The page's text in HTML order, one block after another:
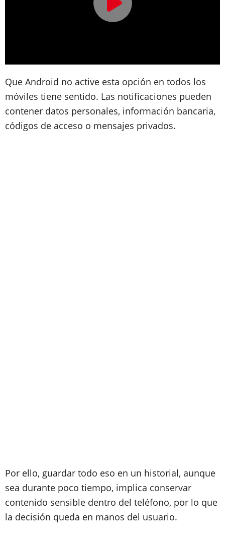
Que Android no active esta opción en todos los
móviles tiene sentido. Las notificaciones pueden
contener datos personales, información bancaria,
códigos de acceso o mensajes privados.
Por ello, guardar todo eso en un historial, aunque
sea durante poco tiempo, implica conservar
contenido sensible dentro del teléfono, por lo que
la decisión queda en manos del usuario.